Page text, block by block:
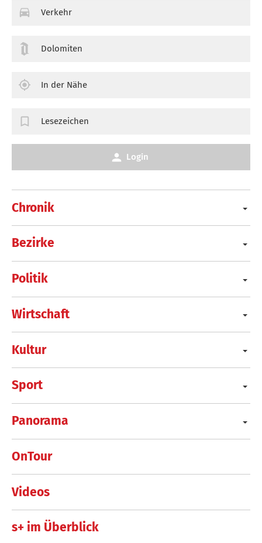
Chronik
Bezirke
Politik
Wirtschaft
Kultur
Sport
Panorama
OnTour
Videos
s+ im Überblick
Verkehr
Dolomiten
In der Nähe
Lesezeichen
Login